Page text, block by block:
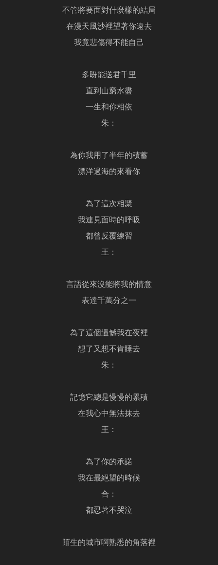
不管將要面對什麼樣的結局
在漫天風沙裡望著你遠去
我竟悲傷得不能自己
多盼能送君千里
直到山窮水盡
一生和你相依
朱：
為你我用了半年的積蓄
漂洋過海的來看你
為了這次相聚
我連見面時的呼吸
都曾反覆練習
王：
言語從來沒能將我的情意
表達千萬分之一
為了這個遺憾我在夜裡
想了又想不肯睡去
朱：
記憶它總是慢慢的累積
在我心中無法抹去
王：
為了你的承諾
我在最絕望的時候
合：
都忍著不哭泣
陌生的城市啊熟悉的角落裡